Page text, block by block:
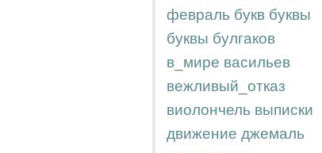
февраль букв буквы
буквы булгаков
в_мире васильев
вежливый_отказ
виолончель выписки
движение джемаль